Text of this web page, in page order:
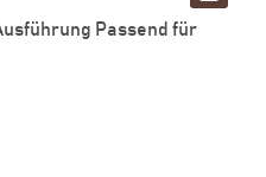
Passend für